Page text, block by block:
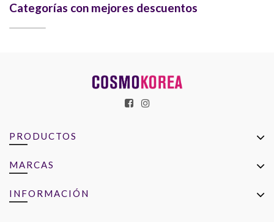
Categorías con mejores descuentos
PRODUCTOS
MARCAS
INFORMACIÓN